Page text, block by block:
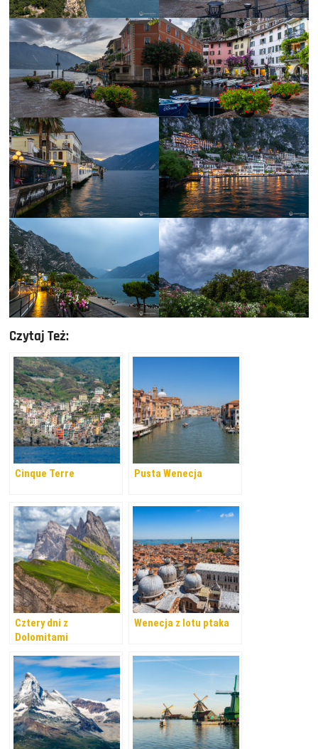
Czytaj Też:
Cinque Terre Pusta Wenecja
Cztery dni z
Dolomitami
Wenecja z lotu ptaka